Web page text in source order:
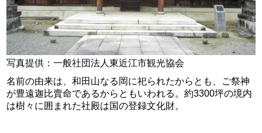
写真提供：一般社団法人東近江市観光協会
名前の由来は、和田山なる岡に祀られたからとも、ご祭神
が豊遠迦比賣命であるからともいわれる。約3300坪の境内
は樹々に囲まれた社殿は国の登録文化財。